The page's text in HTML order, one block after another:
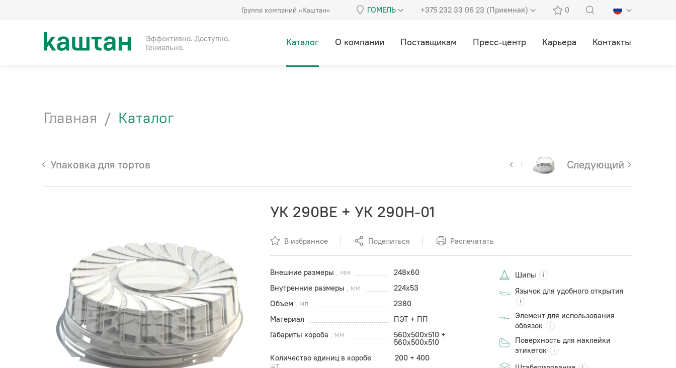
Группа компаний «Каштан» ГОМЕЛЬ +375 232 33 06 23 (Приемная) 0
Эффективно. Доступно.
Гениально.
Каталог О компании Поставщикам Пресс-центр Карьера Контакты
Главная / Каталог
Упаковка для тортов Следующий
УК 290ВЕ + УК 290Н-01
В избранное Поделиться Распечатать
Внешние размеры , мм
248x60
Внутренние размеры , мм
224x53
Объем , мл
2380
Материал
ПЭТ + ПП
Габариты короба , мм 560x500х510 +
560x500х510
Количество единиц в коробе ,
шт
200 + 400
Шипы
Язычок для удобного открытия
Элемент для использования
обвязок
Поверхность для наклейки
этикеток